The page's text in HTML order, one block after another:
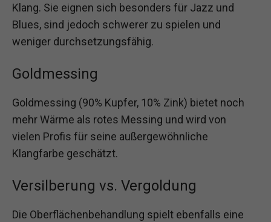
Klang. Sie eignen sich besonders für Jazz und
Blues, sind jedoch schwerer zu spielen und
weniger durchsetzungsfähig.
Goldmessing
Goldmessing (90% Kupfer, 10% Zink) bietet noch
mehr Wärme als rotes Messing und wird von
vielen Profis für seine außergewöhnliche
Klangfarbe geschätzt.
Versilberung vs. Vergoldung
Die Oberflächenbehandlung spielt ebenfalls eine